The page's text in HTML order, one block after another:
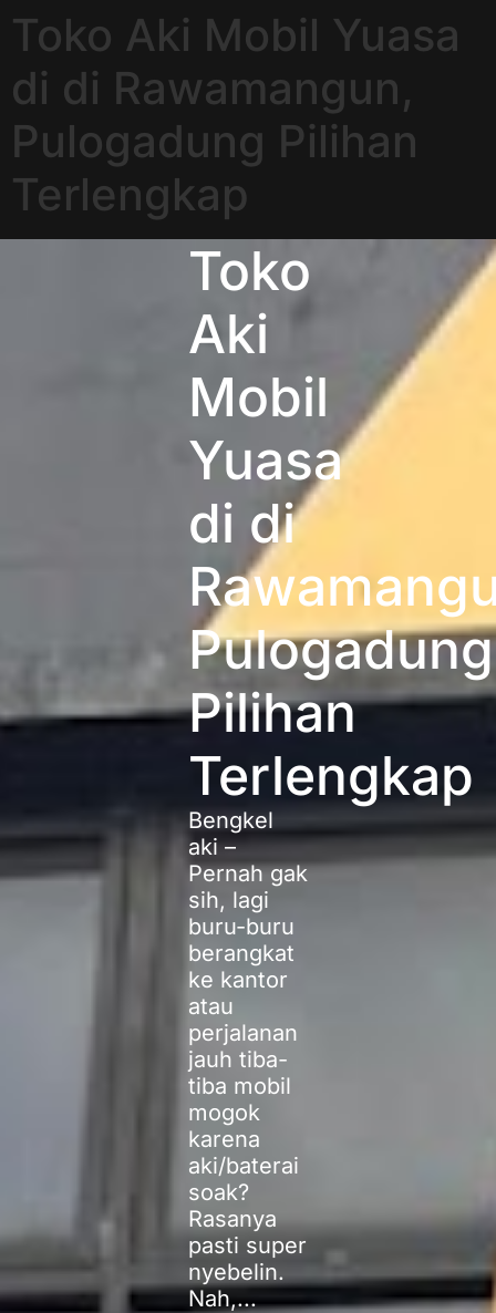
Toko Aki Mobil Yuasa
di di Rawamangun,
Pulogadung Pilihan
Terlengkap
Toko
Aki
Mobil
Yuasa
di di
Pulogadung
Pilihan
Terlengkap
Bengkel
aki –
Pernah gak
sih, lagi
buru-buru
berangkat
ke kantor
atau
perjalanan
jauh tiba-
tiba mobil
mogok
karena
aki/baterai
soak?
Rasanya
pasti super
nyebelin.
Nah,...